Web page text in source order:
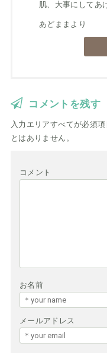
肌、大事にしてあ
あどままより
コメントを残す
入力エリアすべてが必須
とはありません。
コメント
お名前
メールアドレス